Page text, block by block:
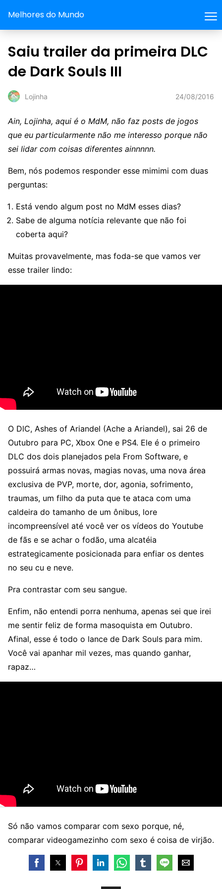
Melhores do Mundo
Saiu trailer da primeira DLC
de Dark Souls III
Lojinha 24/08/2016
Ain, Lojinha, aqui é o MdM, não faz posts de jogos
que eu particularmente não me interesso porque não
sei lidar com coisas diferentes ainnnnn.
Bem, nós podemos responder esse mimimi com duas
perguntas:
Está vendo algum post no MdM esses dias?
Sabe de alguma notícia relevante que não foi
coberta aqui?
Muitas provavelmente, mas foda-se que vamos ver
esse trailer lindo:
O DlC, Ashes of Ariandel (Ache a Ariandel), sai 26 de
Outubro para PC, Xbox One e PS4. Ele é o primeiro
DLC dos dois planejados pela From Software, e
possuirá armas novas, magias novas, uma nova área
exclusiva de PVP, morte, dor, agonia, sofrimento,
traumas, um filho da puta que te ataca com uma
caldeira do tamanho de um ônibus, lore
incompreensível até você ver os vídeos do Youtube
de fãs e se achar o fodão, uma alcatéia
estrategicamente posicionada para enfiar os dentes
no seu cu e neve.
Pra contrastar com seu sangue.
Enfim, não entendi porra nenhuma, apenas sei que irei
me sentir feliz de forma masoquista em Outubro.
Afinal, esse é todo o lance de Dark Souls para mim.
Você vai apanhar mil vezes, mas quando ganhar,
rapaz…
Só não vamos comparar com sexo porque, né,
comparar videogamezinho com sexo é coisa de virjão.